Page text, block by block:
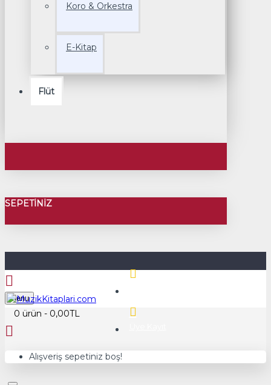
Koro & Orkestra
E-Kitap
Flüt
SEPETINIZ
Menu
0 ürün - 0,00TL
Alışveriş sepetiniz boş!